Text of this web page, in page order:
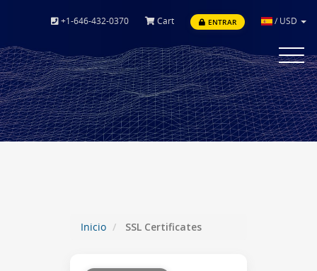
+1-646-432-0370 Cart ENTRAR / USD
Toggle
Inicio SSL Certificates